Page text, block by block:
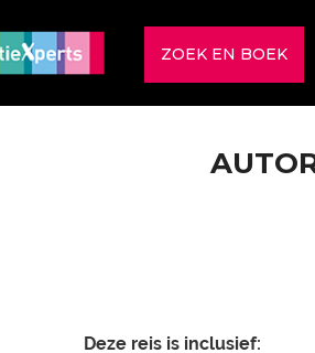
ZOEK EN BOEK
Deze reis is inclusief: